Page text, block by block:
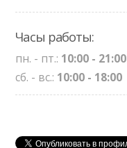
Часы работы:
пн. - пт.: 10:00 - 21:00
сб. - вс.: 10:00 - 18:00